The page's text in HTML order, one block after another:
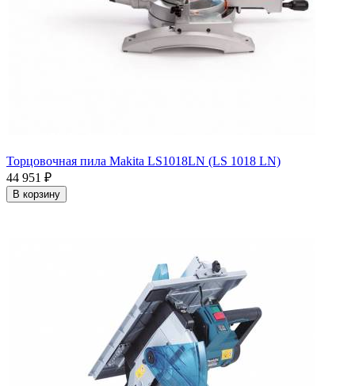
Торцовочная пила Makita LS1018LN (LS 1018 LN)
44 951
₽
В корзину